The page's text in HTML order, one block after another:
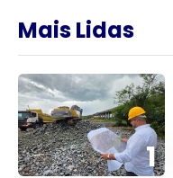
Mais Lidas
1